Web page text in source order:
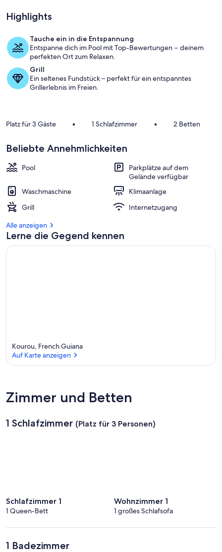
Pool
Highlights
Tauche ein in die Entspannung
Entspanne dich im Pool mit Top-Bewertungen − deinem
perfekten Ort zum Relaxen.
Grill
Ein seltenes Fundstück – perfekt für ein entspanntes
Grillerlebnis im Freien.
Platz für 3 Gäste • 1 Schlafzimmer • 2 Betten
Beliebte Annehmlichkeiten
Pool
Parkplätze auf dem
Gelände verfügbar
Waschmaschine
Klimaanlage
Grill
Internetzugang
Alle anzeigen
Lerne die Gegend kennen
Kourou, French Guiana
Auf Karte anzeigen
Zimmer und Betten
1 Schlafzimmer (Platz für 3 Personen)
Schlafzimmer 1
1 Queen-Bett
Wohnzimmer 1
1 großes Schlafsofa
1 Badezimmer